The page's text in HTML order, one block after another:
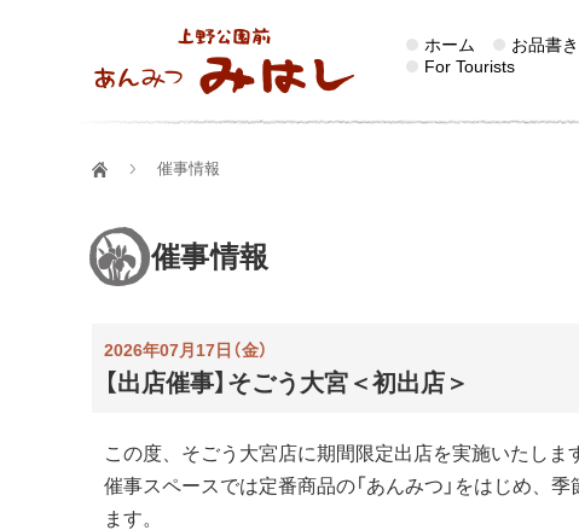
ホーム お品書き
For Tourists
催事情報
催事情報
2026年07月17日（金）
【出店催事】そごう大宮＜初出店＞
この度、そごう大宮店に期間限定出店を実施いたしま
催事スペースでは定番商品の「あんみつ」をはじめ、季
ます。